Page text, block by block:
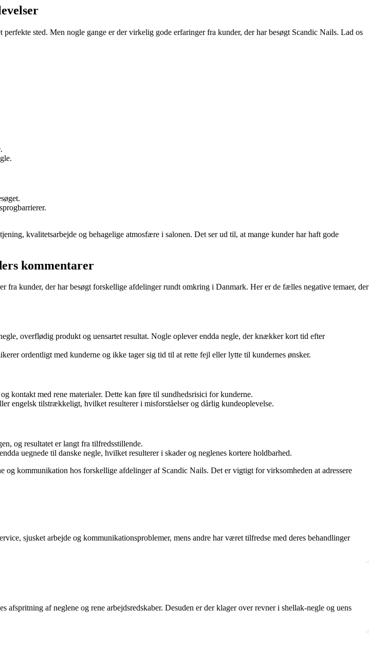
sted. Men nogle gange er der virkelig gode erfaringer fra kunder, der har besøgt Scandic Nails. Lad os
kvalitetsarbejde og behagelige atmosfære i salonen. Det ser ud til, at mange kunder har haft gode
kommentarer
kunder, der har besøgt forskellige afdelinger rundt omkring i Danmark. Her er de fælles negative temaer, der
overflødig produkt og uensartet resultat. Nogle oplever endda negle, der knækker kort tid efter
ordentligt med kunderne og ikke tager sig tid til at rette fejl eller lytte til kundernes ønsker.
kontakt med rene materialer. Dette kan føre til sundhedsrisici for kunderne.
engelsk tilstrækkeligt, hvilket resulterer i misforståelser og dårlig kundeoplevelse.
og resultatet er langt fra tilfredsstillende.
uegnede til danske negle, hvilket resulterer i skader og neglenes kortere holdbarhed.
kommunikation hos forskellige afdelinger af Scandic Nails. Det er vigtigt for virksomheden at adressere
sjusket arbejde og kommunikationsproblemer, mens andre har været tilfredse med deres behandlinger
af neglene og rene arbejdsredskaber. Desuden er der klager over revner i shellak-negle og uens